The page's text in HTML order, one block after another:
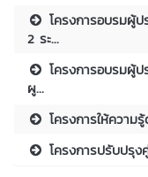
โครงการอบรมผู้
2 ระ...
โครงการอบรมผู้
ผู...
โครงการให้ความ
โครงการปรับปรุ